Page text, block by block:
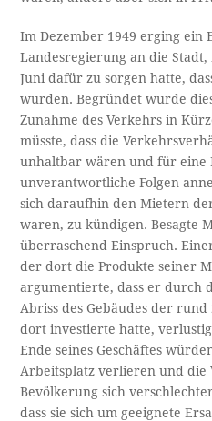
Im Dezember 1949 erging ein
Landesregierung an die Stadt,
Juni dafür zu sorgen hatte,
wurden. Begründet wurde
Zunahme des Verkehrs in
müsste, dass die
unhaltbar wären und für eine
unverantwortliche Folgen
sich daraufhin den Mietern
waren, zu kündigen. Besagte
überraschend Einspruch.
der dort die Produkte seiner
argumentierte, dass er durch
Abriss des Gebäudes der
dort investierte hatte,
Ende seines Geschäftes
Arbeitsplatz verlieren und die
Bevölkerung sich
dass sie sich um geeignete